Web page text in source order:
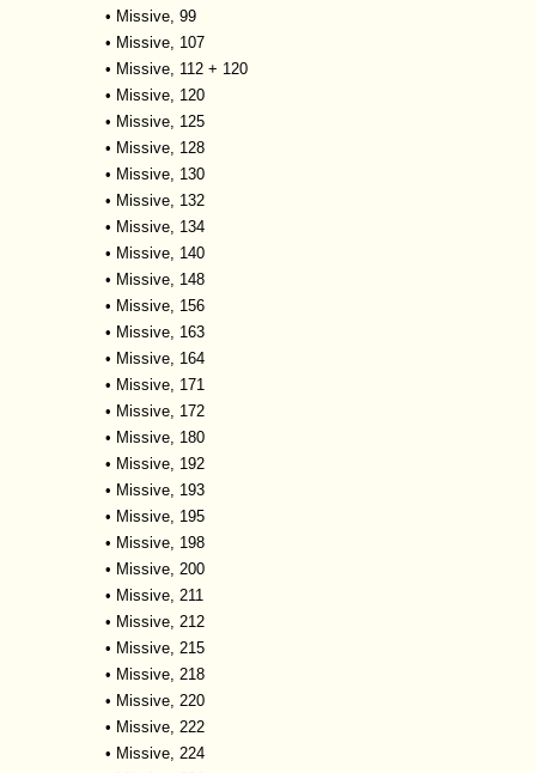
• Missive, 99
• Missive, 107
• Missive, 112 + 120
• Missive, 120
• Missive, 125
• Missive, 128
• Missive, 130
• Missive, 132
• Missive, 134
• Missive, 140
• Missive, 148
• Missive, 156
• Missive, 163
• Missive, 164
• Missive, 171
• Missive, 172
• Missive, 180
• Missive, 192
• Missive, 193
• Missive, 195
• Missive, 198
• Missive, 200
• Missive, 211
• Missive, 212
• Missive, 215
• Missive, 218
• Missive, 220
• Missive, 222
• Missive, 224